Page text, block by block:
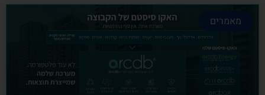
מאמרים